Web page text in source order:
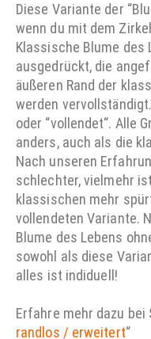
Diese Variante der
wenn du mit dem
Klassische Blume des
ausgedrückt, die
äußeren Rand der
werden
oder “vollendet“. Alle
anders, auch als die
Nach unseren
schlechter, vielmehr
klassischen mehr
vollendeten Variante.
Blume des Lebens
sowohl als diese
alles ist indiduell!
Erfahre mehr dazu bei
randlos / erweitert“